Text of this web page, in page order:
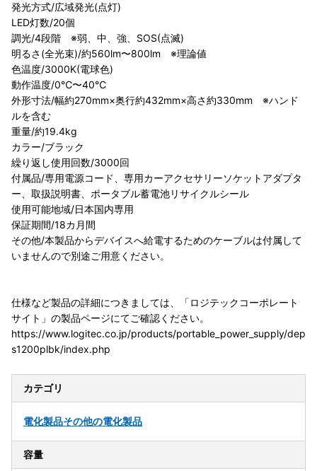
発光方式/広域発光(点灯)
LED灯数/20個
調光/4段階 ※弱、中、強、SOS(点滅)
明るさ(全光束)/約560lm〜800lm ※理論値
色温度/3000K(電球色)
動作温度/0℃〜40℃
外形寸法/幅約270mm×奥行約432mm×高さ約330mm ※ハンド
ルを含む
重量/約19.4kg
カラー/ブラック
繰り返し使用回数/3000回
付属品/専用電源コード、専用カーアクセサリーソケットアダプタ
ー、取扱説明書、ポータブル蓄電池リサイクルシール
使用可能地域/日本国内専用
保証期間/18カ月間
その他/本製品からデバイスへ給電するためのケーブルは付属して
いませんので別途ご用意ください。
仕様など製品の詳細につきましては、「ロジテックコーポレート
サイト」の製品ページにてご確認ください。
https://www.logitec.co.jp/products/portable_power_supply/dep
s1200plbk/index.php
カテゴリ
電化製品その他の電化製品
容量